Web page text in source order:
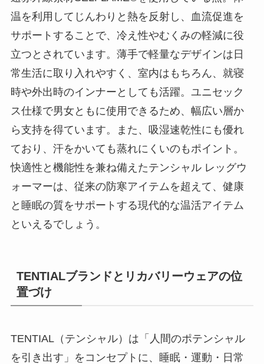
温を利用してじんわりと熱を反射し、血流促進を
サポートすることで、冷え性やむくみの軽減に役
立つとされています。薄手で軽量なデザインは日
常生活に取り入れやすく、室内はもちろん、就寝
時や外出時のインナーとしても活躍。ユニセック
ス仕様で男女ともに使用できるため、幅広い層か
ら支持を得ています。また、吸湿速乾性にも優れ
ており、汗をかいても蒸れにくいのもポイント。
快適性と機能性を兼ね備えたテンシャル レッグウ
ォーマーは、従来の防寒アイテムを超えて、健康
と睡眠の質をサポートする現代的な温活アイテム
といえるでしょう。
TENTIALブランドとリカバリーウェアの位
置づけ
TENTIAL（テンシャル）は「人間のポテンシャル
を引き出す」をコンセプトに、睡眠・運動・日常